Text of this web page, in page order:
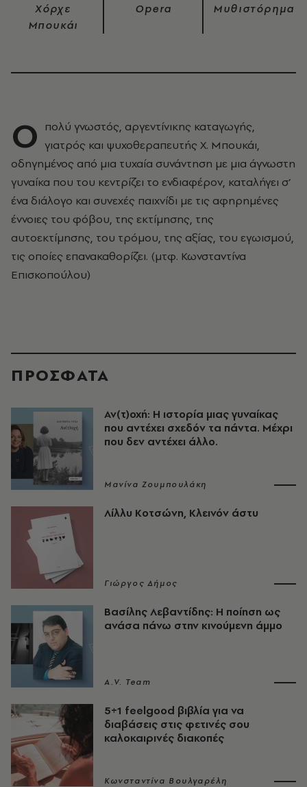
Χόρχε
Μπουκάι
Opera Μυθιστόρημα
O πολύ γνωστός, αργεντίνικης καταγωγής,
γιατρός και ψυχοθεραπευτής Χ. Μπουκάι,
οδηγημένος από μια τυχαία συνάντηση με μια άγνωστη
γυναίκα που του κεντρίζει το ενδιαφέρον, καταλήγει σ’
ένα διάλογο και συνεχές παιχνίδι με τις αφηρημένες
έννοιες του φόβου, της εκτίμησης, της
αυτοεκτίμησης, του τρόμου, της αξίας, του εγωισμού,
τις οποίες επανακαθορίζει. (μτφ. Κωνσταντίνα
Επισκοπούλου)
ΠΡΟΣΦΑΤΑ
Αν(τ)οχή: Η ιστορία μιας γυναίκας
που αντέχει σχεδόν τα πάντα. Μέχρι
που δεν αντέχει άλλο.
Μανίνα Ζουμπουλάκη
Λίλλυ Κοτσώνη, Κλεινόν άστυ
Γιώργος Δήμος
Βασίλης Λεβαντίδης: Η ποίηση ως
ανάσα πάνω στην κινούμενη άμμο
A.V. Team
5+1 feelgood βιβλία για να
διαβάσεις στις φετινές σου
καλοκαιρινές διακοπές
Κωνσταντίνα Βουλγαρέλη